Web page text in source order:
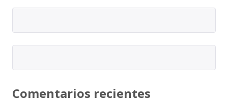
Comentarios recientes